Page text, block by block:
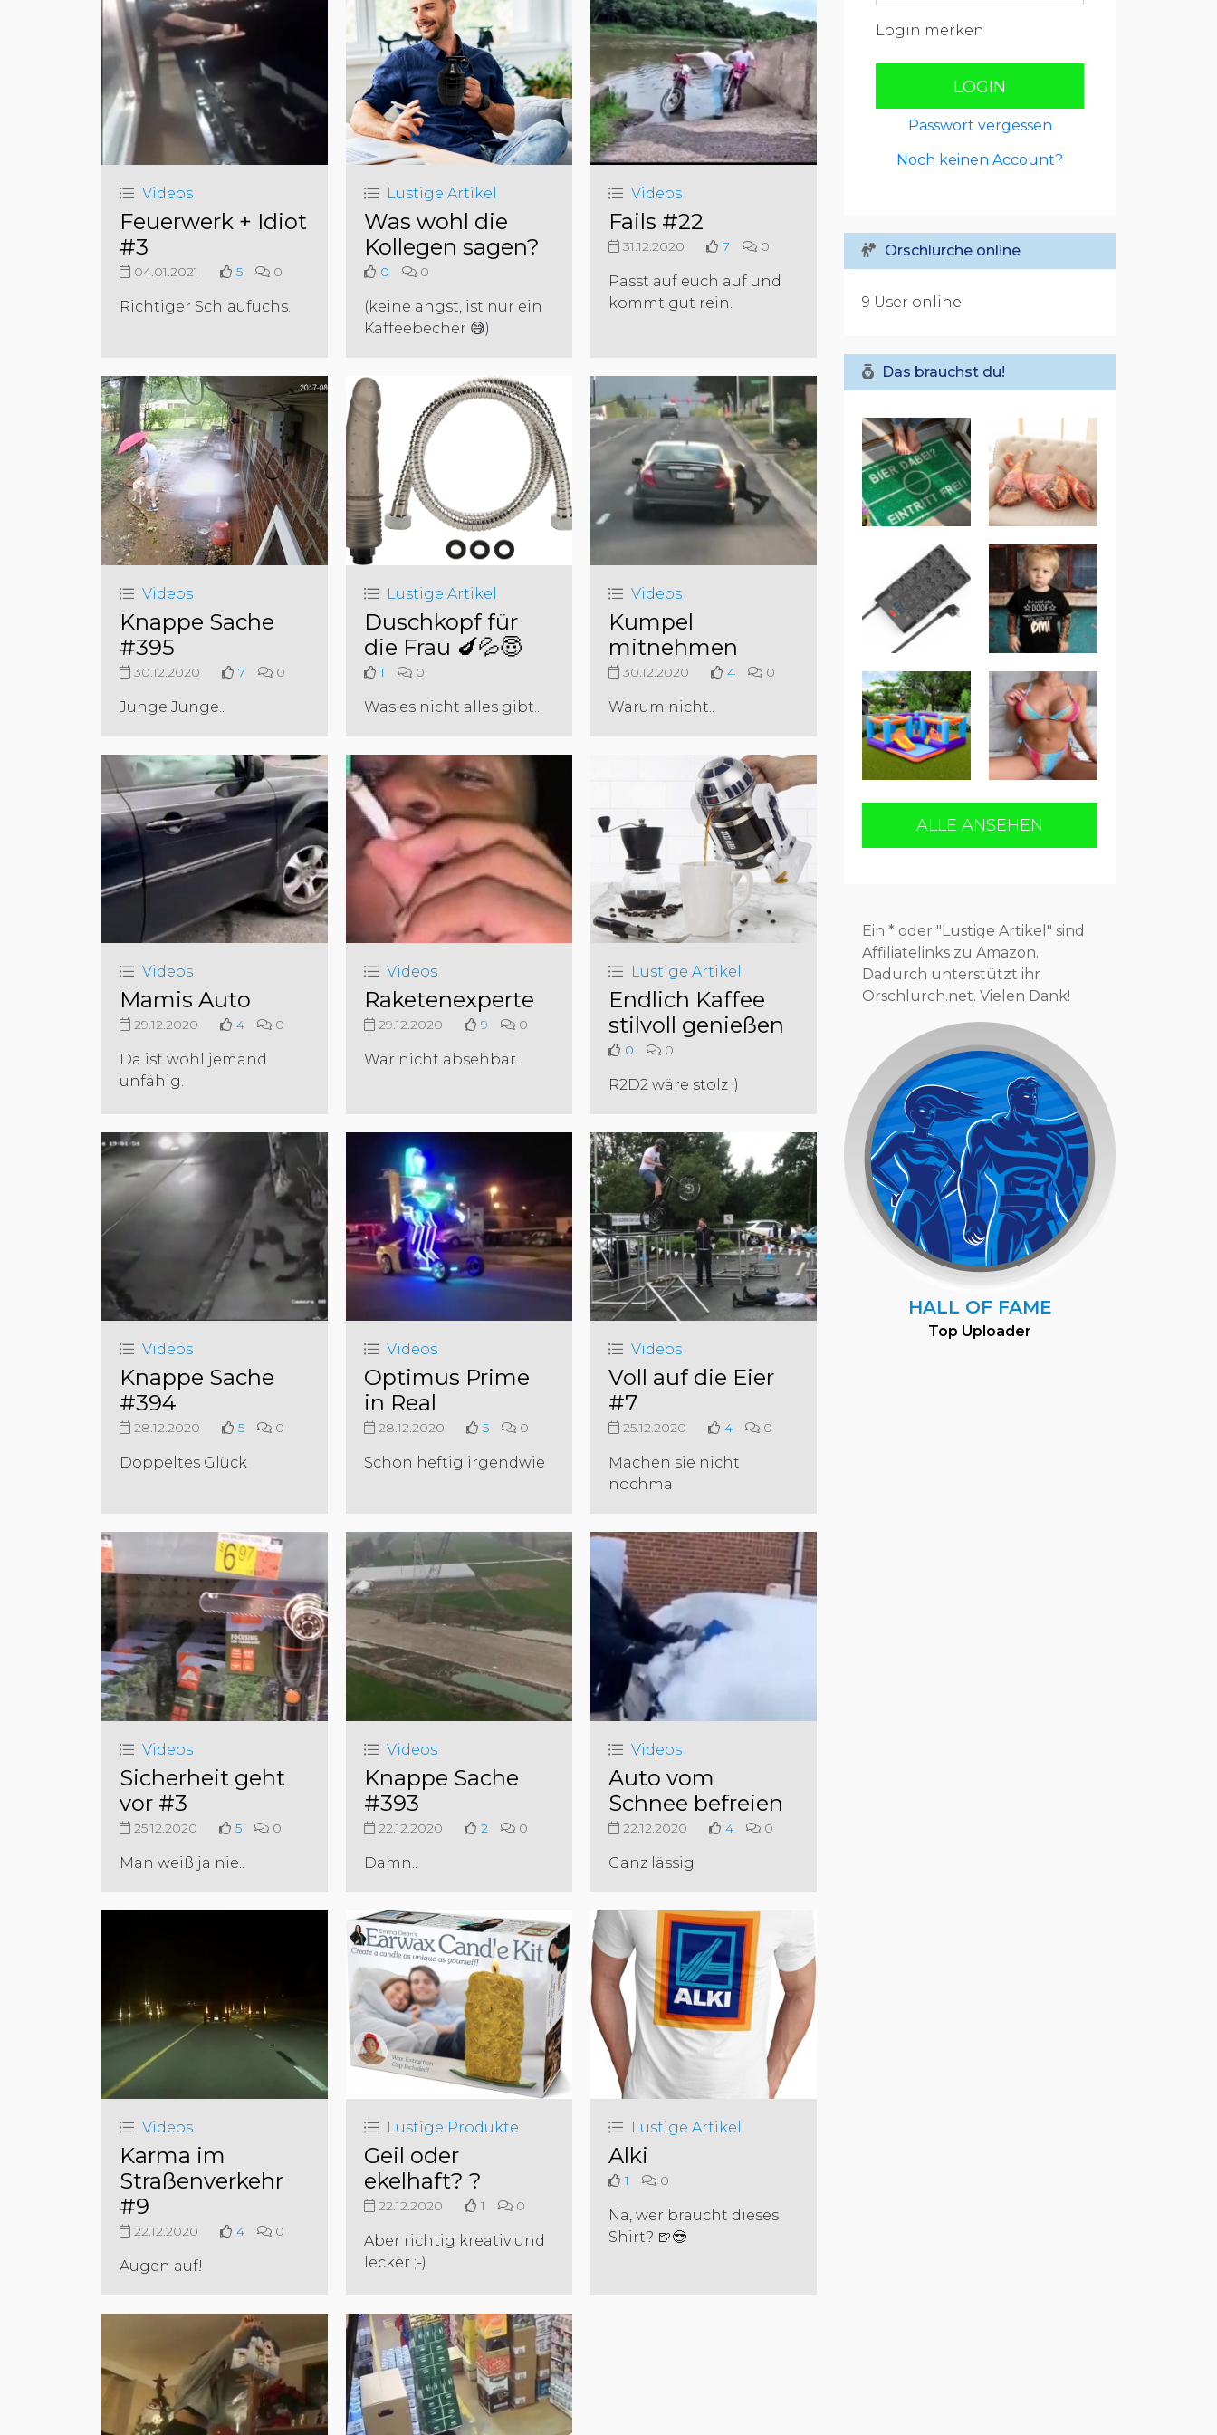
Videos
Feuerwerk + Idiot
#3
04.01.2021 5 0
Richtiger Schlaufuchs.
Lustige Artikel
Was wohl die
Kollegen sagen?
0 0
(keine angst, ist nur ein
Kaffeebecher 😅)
Videos
Fails #22
31.12.2020 7 0
Passt auf euch auf und
kommt gut rein.
Videos
Knappe Sache
#395
30.12.2020 7 0
Junge Junge..
Lustige Artikel
Duschkopf für
die Frau 🍆💦😇
1 0
Was es nicht alles gibt...
Videos
Kumpel
mitnehmen
30.12.2020 4 0
Warum nicht..
Videos
Mamis Auto
29.12.2020 4 0
Da ist wohl jemand
unfähig.
Videos
Raketenexperte
29.12.2020 9 0
War nicht absehbar..
Lustige Artikel
Endlich Kaffee
stilvoll genießen
0 0
R2D2 wäre stolz :)
Videos
Knappe Sache
#394
28.12.2020 5 0
Doppeltes Glück
Videos
Optimus Prime
in Real
28.12.2020 5 0
Schon heftig irgendwie
Videos
Voll auf die Eier
#7
25.12.2020 4 0
Machen sie nicht
nochma
Videos
Sicherheit geht
vor #3
25.12.2020 5 0
Man weiß ja nie..
Videos
Knappe Sache
#393
22.12.2020 2 0
Damn..
Videos
Auto vom
Schnee befreien
22.12.2020 4 0
Ganz lässig
Videos
Karma im
Straßenverkehr
#9
22.12.2020 4 0
Augen auf!
Lustige Produkte
Geil oder
ekelhaft? ?
22.12.2020 1 0
Aber richtig kreativ und
lecker ;-)
Lustige Artikel
Alki
1 0
Na, wer braucht dieses
Shirt? 🍺😎
Login merken
LOGIN
Passwort vergessen
Noch keinen Account?
Orschlurche online
9 User online
Das brauchst du!
ALLE ANSEHEN
Ein * oder "Lustige Artikel" sind
Affiliatelinks zu Amazon.
Dadurch unterstützt ihr
Orschlurch.net. Vielen Dank!
HALL OF FAME
Top Uploader